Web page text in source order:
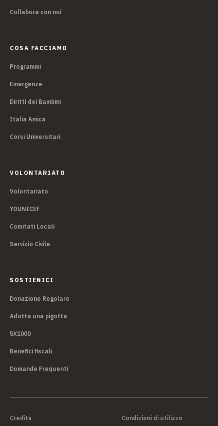
Collabora con noi
COSA FACCIAMO
Programmi
Emergenze
Diritti dei Bambini
Italia Amica
Corsi Universitari
VOLONTARIATO
Volontariato
YOUNICEF
Comitati Locali
Servizio Civile
SOSTIENICI
Donazione Regolare
Adotta una pigotta
5X1000
Benefici fiscali
Domande Frequenti
Credits Condizioni di utilizzo